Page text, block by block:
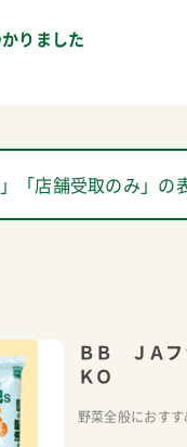
りました
「店舗受取のみ」
ＢＢ ＪＡ
ＫＯ
野菜全般におす